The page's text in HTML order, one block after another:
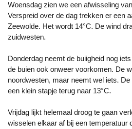
Woensdag zien we een afwisseling van zon en wolken.
Verspreid over de dag trekken er een
Zeewolde. Het wordt 14°C. De wind
zuidwesten.
Donderdag neemt de buiigheid nog
de buien ook onweer voorkomen. De
noordwesten, maar neemt wel iets.
een klein stapje terug naar 13°C.
Vrijdag lijkt helemaal droog te gaan
wisselen elkaar af bij een temperatuur